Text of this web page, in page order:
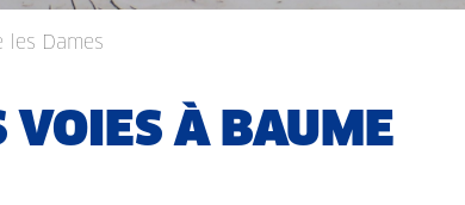
les Dames
VOIES À BAUME